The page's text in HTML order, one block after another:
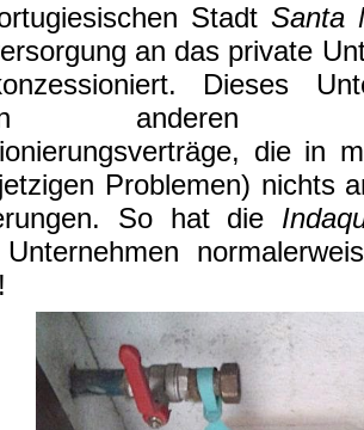
Stadt Santa
an das private
Dieses
anderen
die in
Problemen) nichts
So hat die
Unternehmen